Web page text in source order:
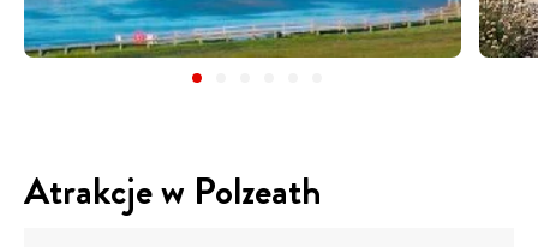
Atrakcje w Polzeath